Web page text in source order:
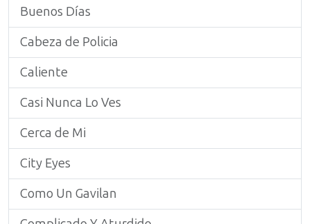
Buenos Días
Cabeza de Policia
Caliente
Casi Nunca Lo Ves
Cerca de Mi
City Eyes
Como Un Gavilan